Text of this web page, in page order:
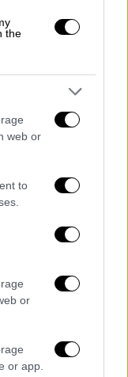
the
web or
to
or
or app.
καταυλισμό
έχει ήδη
για
της
έχασε τη
παιδί το